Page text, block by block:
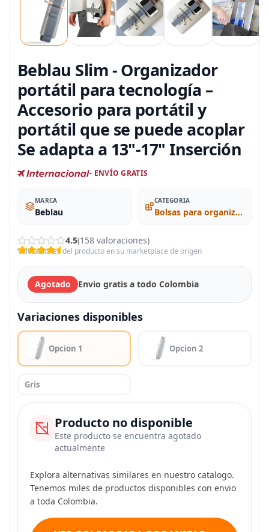
Beblau Slim - Organizador
portátil para tecnología –
Accesorio para portátil y
portátil que se puede acoplar
Se adapta a 13"-17" Inserción
- ENVÍO GRATIS
MARCA
Beblau
CATEGORIA
Bolsas para organizar los cables
4.5(158 valoraciones)
Valoraciones del producto en su marketplace de origen
Agotado Envio gratis a todo Colombia
Variaciones disponibles
Opcion 1 Opcion 2
Gris
Producto no disponible
Este producto se encuentra agotado
actualmente
Explora alternativas similares en nuestro catalogo.
Tenemos miles de productos disponibles con envio
a toda Colombia.